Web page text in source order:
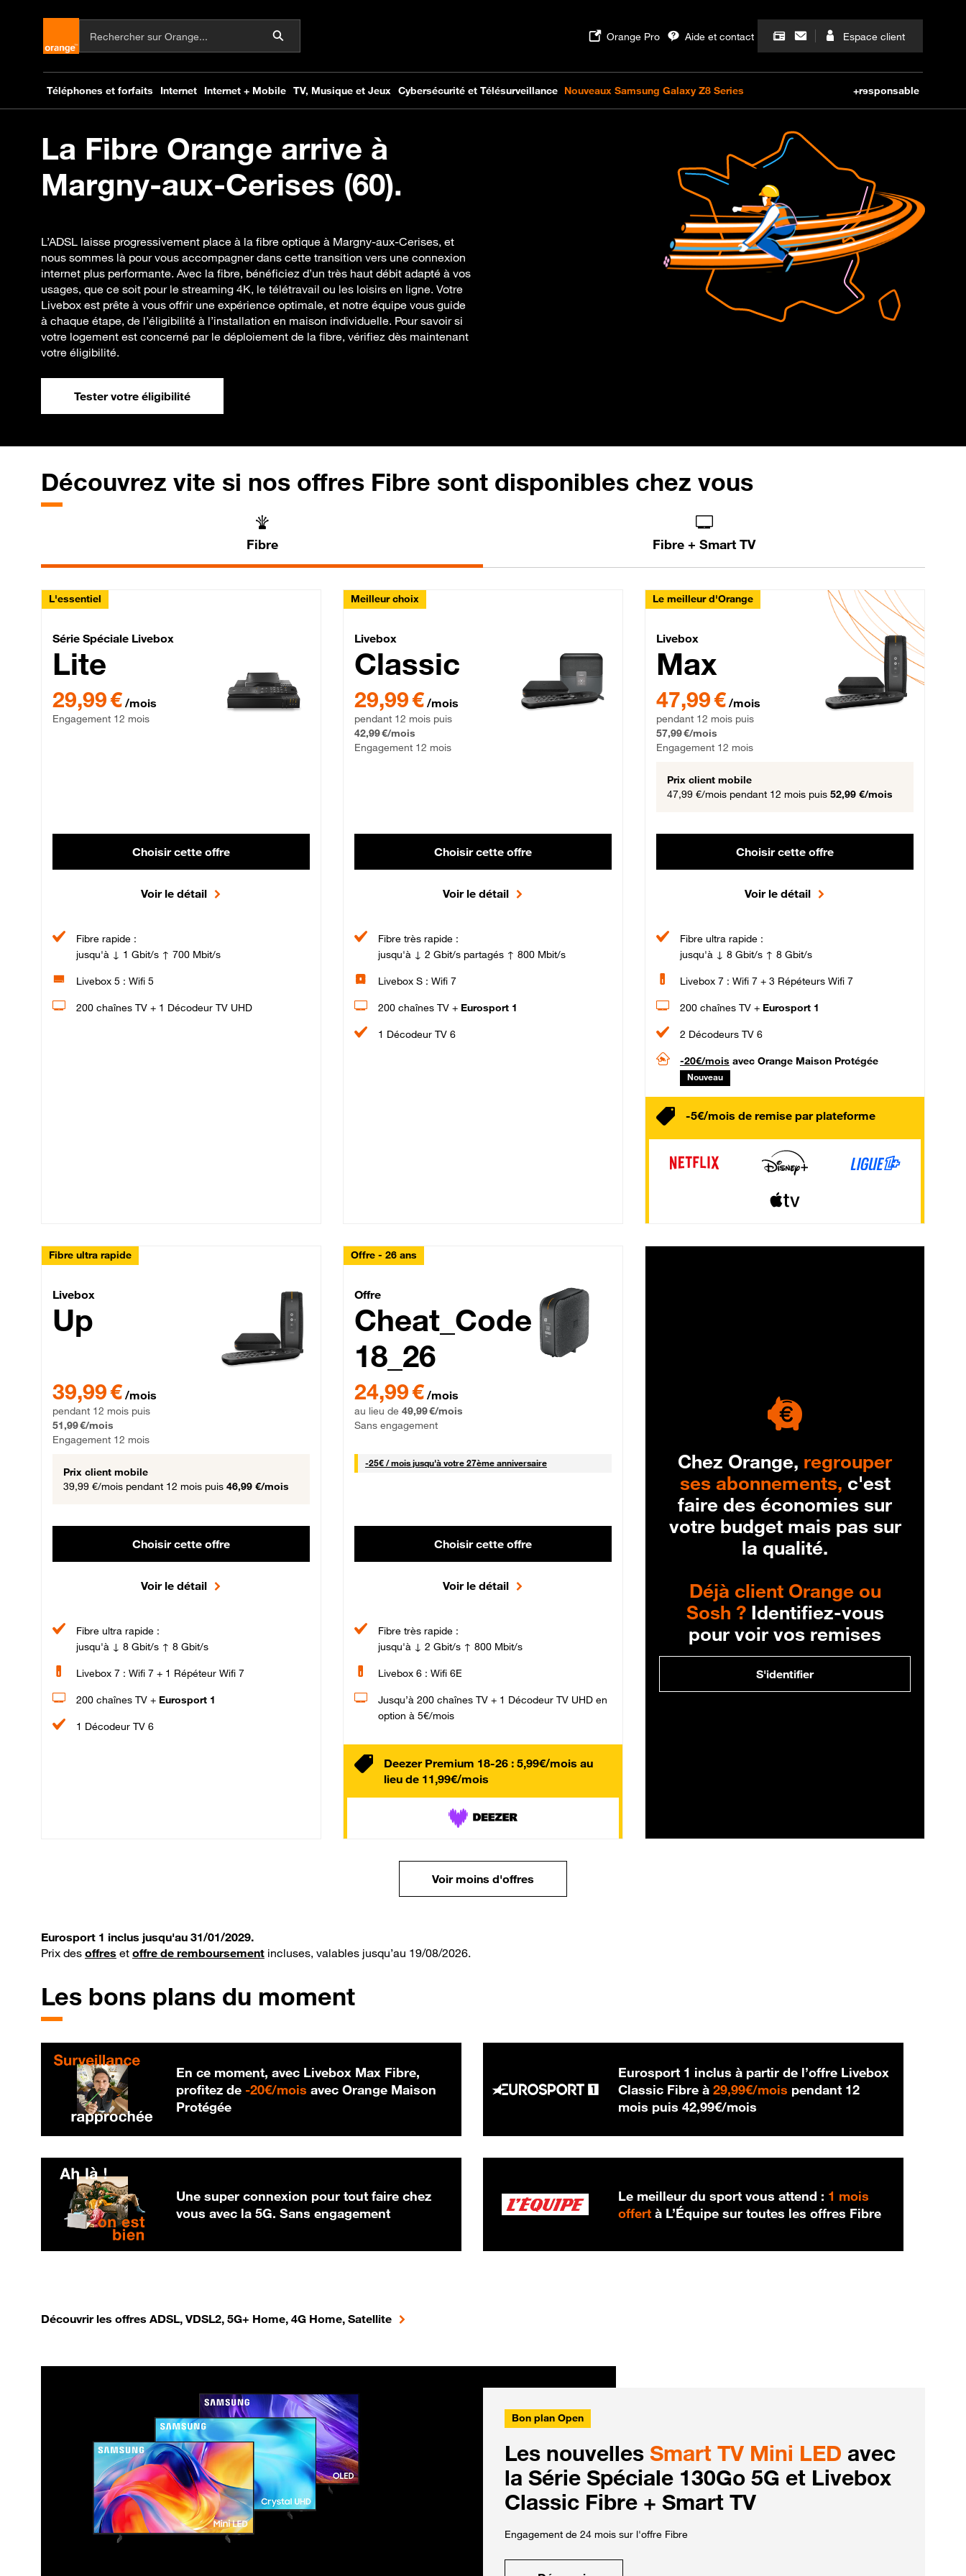
La Fibre Orange arrive à
Margny-aux-Cerises (60).
L’ADSL laisse progressivement place à la fibre optique à Margny-aux-Cerises, et
nous sommes là pour vous accompagner dans cette transition vers une connexion
internet plus performante. Avec la fibre, bénéficiez d’un très haut débit adapté à vos
usages, que ce soit pour le streaming 4K, le télétravail ou les loisirs en ligne. Votre
Livebox est prête à vous offrir une expérience optimale, et notre équipe vous guide
à chaque étape, de l’éligibilité à l’installation en maison individuelle. Pour savoir si
votre logement est concerné par le déploiement de la fibre, vérifiez dès maintenant
votre éligibilité.
Tester votre éligibilité
Découvrez vite si nos offres Fibre sont disponibles chez vous
Fibre Fibre + Smart TV
L'essentiel
Série Spéciale Livebox Lite Fibre
Série Spéciale Livebox
Lite
29,99 € par mois , Engagement 12 mois
29,99 € /mois
Engagement 12 mois
Choisir cette offre
Voir le détail
Fibre rapide :
jusqu'à ↓ 1 Gbit/s ↑ 700 Mbit/s
Livebox 5 : Wifi 5
200 chaînes TV + 1 Décodeur TV UHD
Meilleur choix
Livebox Classic Fibre
Livebox
Classic
29,99 € par mois pendant 12 mois puis 42,99 € par mois, Engagement 12 mois
29,99 € /mois
pendant 12 mois puis
42,99 €/mois
Engagement 12 mois
Choisir cette offre
Voir le détail
Fibre très rapide :
jusqu'à ↓ 2 Gbit/s partagés ↑ 800 Mbit/s
Livebox S : Wifi 7
200 chaînes TV + Eurosport 1
1 Décodeur TV 6
Le meilleur d'Orange
Livebox Max Fibre
Livebox
Max
47,99 € par mois pendant 12 mois puis 57,99 € par mois,
47,99 € /mois
pendant 12 mois puis
57,99 €/mois
Engagement 12 mois
Prix client mobile
47,99 €/mois pendant 12 mois puis 52,99 €/mois
Choisir cette offre
Voir le détail
Fibre ultra rapide :
jusqu'à ↓ 8 Gbit/s ↑ 8 Gbit/s
Livebox 7 : Wifi 7 + 3 Répéteurs Wifi 7
200 chaînes TV + Eurosport 1
2 Décodeurs TV 6
-20€/mois avec Orange Maison Protégée
Nouveau
-5€/mois de remise par plateforme
Fibre ultra rapide
Livebox Up Fibre
Livebox
Up
39,99 € /mois
pendant 12 mois puis
51,99 €/mois
Engagement 12 mois
Prix client mobile
39,99 €/mois pendant 12 mois puis 46,99 €/mois
Choisir cette offre
Voir le détail
Fibre ultra rapide :
jusqu'à ↓ 8 Gbit/s ↑ 8 Gbit/s
Livebox 7 : Wifi 7 + 1 Répéteur Wifi 7
200 chaînes TV + Eurosport 1
1 Décodeur TV 6
Offre - 26 ans
Cheat_Code Fibre_18_26
Offre
Cheat_Code
18_26
24,99 € /mois
au lieu de 49,99 €/mois
Sans engagement
-25€ / mois25 € par mois
jusqu'à votre 27ème anniversaire
Choisir cette offre
Voir le détail
Fibre très rapide :
jusqu'à ↓ 2 Gbit/s ↑ 800 Mbit/s
Livebox 6 : Wifi 6E
Jusqu’à 200 chaînes TV + 1 Décodeur TV UHD en
option à 5€/mois
Deezer Premium 18-26 : 5,99€/mois au
lieu de 11,99€/mois
Chez Orange, regrouper
ses abonnements, c'est
faire des économies sur
votre budget mais pas sur
la qualité.
Déjà client Orange ou
Sosh ?Identifiez-vous
pour voir vos remises
S'identifier
Voir moins d'offres
Eurosport 1 inclus jusqu'au 31/01/2029.
Prix des offres et offre de remboursement incluses, valables jusqu’au 19/08/2026.
Les bons plans du moment
En ce moment, avec Livebox Max Fibre,
profitez de -20€/mois 20 € par mois
avec Orange Maison
Protégée
Eurosport 1 inclus à partir de l’offre Livebox
Classic Fibre à29,99€/mois 29,99 € par mois
pendant 12
mois puis42,99€/mois
Une super connexion pour tout faire chez
vous avec la 5G. Sans engagement
Le meilleur du sport vous attend : 1 mois
offert à L’Équipe sur toutes les offres Fibre
Découvrir les offres ADSL, VDSL2, 5G+ Home, 4G Home, Satellite
Bon plan Open
Les nouvelles Smart TV Mini LED avec
la Série Spéciale 130Go 5G et Livebox
Classic Fibre + Smart TV
Engagement de 24 mois sur l'offre Fibre